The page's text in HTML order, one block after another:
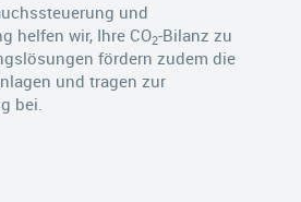
und
helfen wir, Ihre CO2-Bilanz zu
fördern zudem die
und tragen zur
bei.